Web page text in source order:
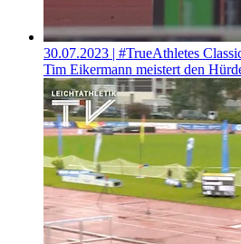
30.07.2023 | #TrueAthletes
Tim Eikermann meistert den